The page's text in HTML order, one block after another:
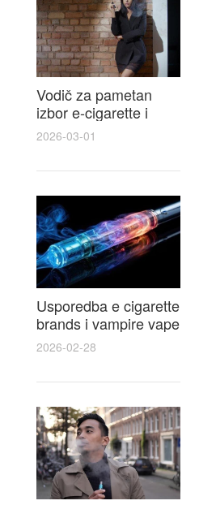
Vodič za pametan
izbor e-cigarette i
savjeti kako postići
elektronske cigarete
2026-03-01
Usporedba e cigarette
brands i vampire vape
za 2026 – vodič s
i najboljim ponudama
2026-02-28